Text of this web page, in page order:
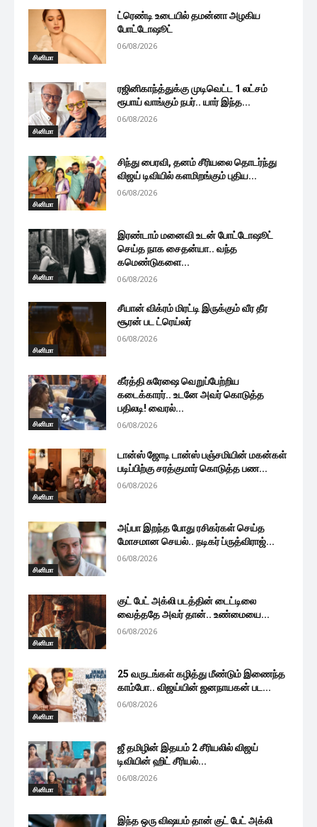
சினிமா
ட்ரெண்டி உடையில் தமன்னா அழகிய
போட்டோஷூட்
06/08/2026
சினிமா
ரஜினிகாந்த்துக்கு முடிவெட்ட 1 லட்சம்
ரூபாய் வாங்கும் நபர்.. யார் இந்த...
06/08/2026
சினிமா
சிந்து பைரவி, தனம் சீரியலை தொடர்ந்து
விஜய் டிவியில் களமிறங்கும் புதிய...
06/08/2026
சினிமா
இரண்டாம் மனைவி உடன் போட்டோஷூட்
செய்த நாக சைதன்யா.. வந்த
கமெண்டுகளை...
06/08/2026
சினிமா
சீயான் விக்ரம் மிரட்டி இருக்கும் வீர தீர
சூரன் பட ட்ரெய்லர்
06/08/2026
சினிமா
கீர்த்தி சுரேஷை வெறுப்பேற்றிய
கடைக்காரர்.. உடனே அவர் கொடுத்த
பதிலடி! வைரல்...
06/08/2026
சினிமா
டான்ஸ் ஜோடி டான்ஸ் பஞ்சமியின் மகன்கள்
படிப்பிற்கு சரத்குமார் கொடுத்த பண...
06/08/2026
சினிமா
அப்பா இறந்த போது ரசிகர்கள் செய்த
மோசமான செயல்.. நடிகர் ப்ருத்விராஜ்...
06/08/2026
சினிமா
குட் பேட் அக்லி படத்தின் டைட்டிலை
வைத்ததே அவர் தான்.. உண்மையை...
06/08/2026
சினிமா
25 வருடங்கள் கழித்து மீண்டும் இணைந்த
காம்போ.. விஜய்யின் ஜனநாயகன் பட...
06/08/2026
சினிமா
ஜீ தமிழின் இதயம் 2 சீரியலில் விஜய்
டிவியின் ஹிட் சீரியல்...
06/08/2026
இந்த ஒரு விஷயம் தான் குட் பேட் அக்லி